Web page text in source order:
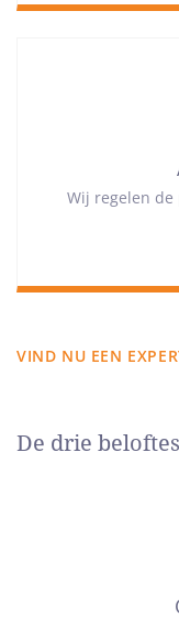
Wij regelen
VIND NU EEN
De drie